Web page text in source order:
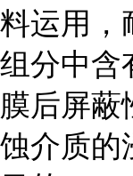
料运用，
组分中含
膜后屏蔽
蚀介质的